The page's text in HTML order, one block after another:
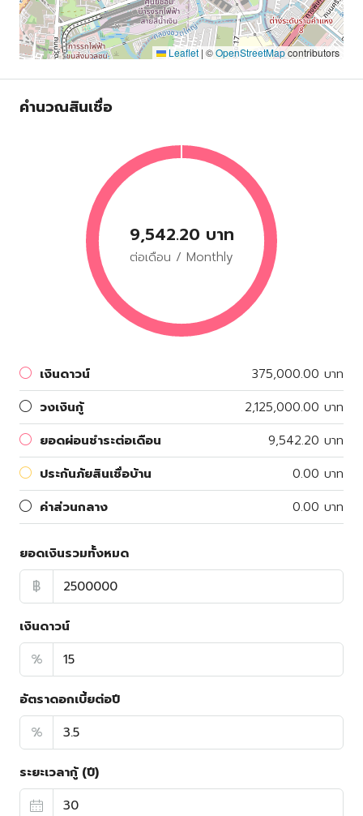
Leaflet | ©OpenStreetMapcontributors
คำนวณสินเชื่อ
9,542.20 บาท
ต่อเดือน / Monthly
เงินดาวน์
375,000.00 บาท
วงเงินกู้
2,125,000.00 บาท
ยอดผ่อนชำระต่อเดือน
9,542.20 บาท
ประกันภัยสินเชื่อบ้าน
0.00 บาท
ค่าส่วนกลาง
0.00 บาท
ยอดเงินรวมทั้งหมด
฿
เงินดาวน์
%
อัตราดอกเบี้ยต่อปี
%
ระยะเวลากู้ (ปี)